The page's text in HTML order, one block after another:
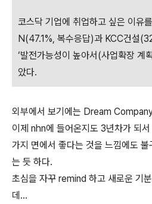
코스닥 기업에 취업하고 싶은 이유
N(47.1%, 복수응답)과 KCC건설
‘발전가능성이 높아서(사업확장 계
았다.
외부에서 보기에는 Dream
이제 nhn에 들어온지도 3년차가 되
가지 면에서 좋다는 것을 느낌에도
는 듯 하다.
초심을 자꾸 remind 하고 새로운 기
데...